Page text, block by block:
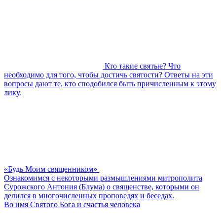
Кто такие святые? Что
необходимо для того, чтобы достичь святости? Ответы на эти
вопросы дают те, кто сподобился быть причисленным к этому
лику.
«Будь Моим священником»
Ознакомимся с некоторыми размышлениями митрополита
Сурожского Антония (Блума) о священстве, которыми он
делился в многочисленных проповедях и беседах.
Во имя Святого Бога и счастья человека